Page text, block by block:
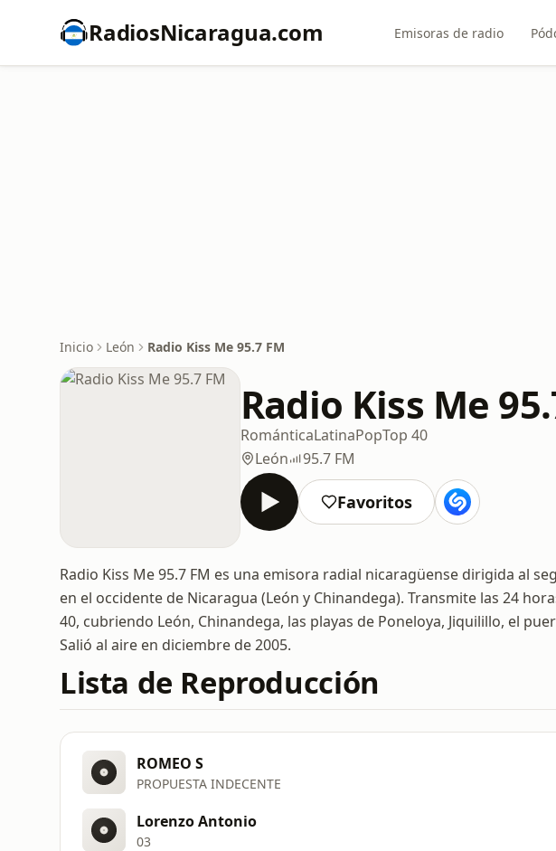
RadiosNicaragua.com Emisoras de radio
Inicio León Radio Kiss Me 95.7 FM
Radio Kiss Me
RománticaLatinaPopTop 40
León
95.7 FM
Favoritos
Radio Kiss Me 95.7 FM es una emisora radial nicaragüense dirigida al
en el occidente de Nicaragua (León y Chinandega). Transmite las 24
40, cubriendo León, Chinandega, las playas de Poneloya, Jiquilillo, el
Salió al aire en diciembre de 2005.
Lista de Reproducción
ROMEO S
PROPUESTA INDECENTE
Lorenzo Antonio
03